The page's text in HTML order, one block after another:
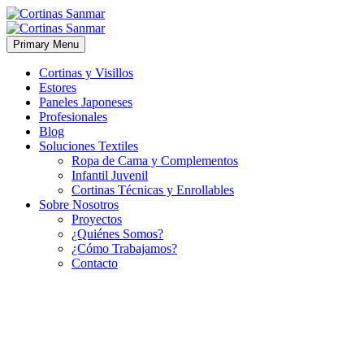
Primary Menu
Cortinas y Visillos
Estores
Paneles Japoneses
Profesionales
Blog
Soluciones Textiles
Ropa de Cama y Complementos
Infantil Juvenil
Cortinas Técnicas y Enrollables
Sobre Nosotros
Proyectos
¿Quiénes Somos?
¿Cómo Trabajamos?
Contacto